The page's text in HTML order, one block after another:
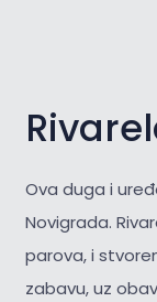
Ova duga i
Novigrada.
parova, i
zabavu, uz